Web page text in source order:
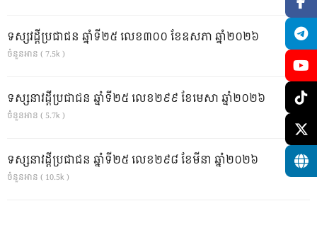
ទស្សវដ្តីប្រជាជន ឆ្នាំទី២៥ លេខ៣០០ ខែឧសភា ឆ្នាំ២០២៦
ចំនួនអាន ( 7.5k )
ទស្សនាវដ្ដីប្រជាជន ឆ្នាំទី២៥ លេខ២៩៩ ខែមេសា ឆ្នាំ២០២៦
ចំនួនអាន ( 5.7k )
ទស្សនាវដ្ដីប្រជាជន ឆ្នាំទី២៥ លេខ២៩៨ ខែមីនា ឆ្នាំ២០២៦
ចំនួនអាន ( 10.5k )